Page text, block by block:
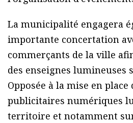
La municipalité engagera
importante concertation
commerçants de la ville
des enseignes lumineuses
Opposée à la mise en place
publicitaires numériques
territoire et notamment